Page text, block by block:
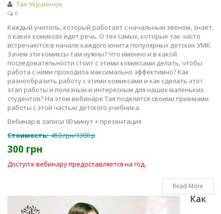
Тая Украинчук
0
Каждый учитель, который работает с начальным звеном, знает,
о каких комиксах идет речь. О тех самых, которые так часто
встречаются в начале каждого юнита популярных детских УМК.
Зачем эти комиксы там нужны? Что именно и в какой
последовательности стоит с этими комиксами делать, чтобы
работа с ними проходила максимально эффективно? Как
разнообразить работу с этими комиксами и как сделать этот
этап работы и полезным и интересным для наших маленьких
студентов? На этом вебинаре Тая поделится своими приемами
работы с этой частью детского учебника.
Вебинар в записи 90 минут + презентация
Стоимость:450 грн/1300 р
300 грн
Доступ к вебинару предоставляется на год.
Read More
Как